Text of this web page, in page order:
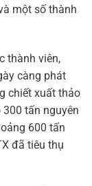
một số thành
thành viên,
càng phát
chiết xuất thảo
tấn nguyên
600 tấn
đã tiêu thụ